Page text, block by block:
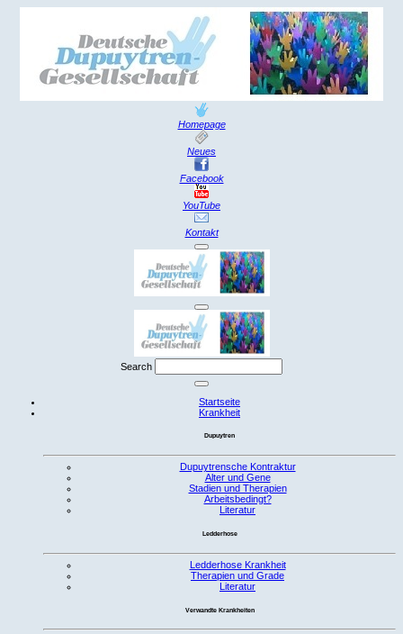
Homepage
Neues
Facebook
YouTube
Kontakt
Search
Startseite
Krankheit
Dupuytren
Dupuytrensche Kontraktur
Alter und Gene
Stadien und Therapien
Arbeitsbedingt?
Literatur
Ledderhose
Ledderhose Krankheit
Therapien und Grade
Literatur
Verwandte Krankheiten